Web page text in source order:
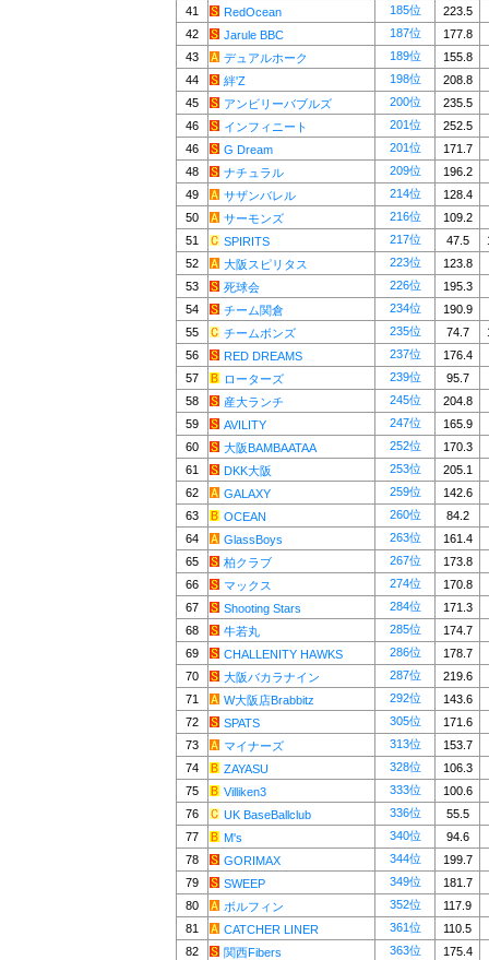
41
RedOcean 185位
223.5
42
Jarule BBC 187位
177.8
43
デュアルホーク 189位
155.8
44
絆'Z 198位
208.8
45
アンビリーバブルズ 200位
235.5
46
インフィニート 201位
252.5
46
G Dream 201位
171.7
48
ナチュラル 209位
196.2
49
サザンバレル 214位
128.4
50
サーモンズ 216位
109.2
51
SPIRITS 217位 47.5
52
大阪スピリタス 223位
123.8
53
死球会 226位
195.3
54
チーム関倉 234位
190.9
55
チームボンズ 235位 74.7
56
RED DREAMS 237位
176.4
57
ローターズ 239位
95.7
58
産大ランチ 245位
204.8
59
AVILITY 247位
165.9
60
大阪BAMBAATAA 252位
170.3
61
DKK大阪 253位
205.1
62
GALAXY 259位
142.6
63
OCEAN 260位
84.2
64
GlassBoys 263位
161.4
65
柏クラブ 267位
173.8
66
マックス 274位
170.8
67
Shooting Stars 284位
171.3
68
牛若丸 285位
174.7
69
CHALLENITY HAWKS 286位
178.7
70
大阪バカラナイン 287位
219.6
71
W大阪店Brabbitz 292位
143.6
72
SPATS 305位
171.6
73
マイナーズ 313位
153.7
74
ZAYASU 328位
106.3
75
Villiken3 333位
100.6
76
UK BaseBallclub 336位
55.5
77
M's 340位
94.6
78
GORIMAX 344位
199.7
79
SWEEP 349位
181.7
80
ボルフィン 352位
117.9
81
CATCHER LINER 361位
110.5
82
関西Fibers 363位
175.4